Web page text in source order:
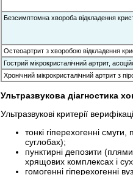
Безсимптомна хвороба відкладення
Остеоартрит з хворобою відкладення
Гострий мікрокристалічний артрит,
Хронічний мікрокристалічний артрит з
Ультразвукова діагностика
Ультразвукові критерії
тонкі гіперехогенні
суглобах);
пунктирні депозити
хрящових комплексах і
гомогенні гіперехогенні